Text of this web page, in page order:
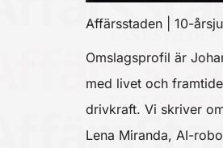
Affärsstaden | 10-
Omslagsprofil är
med livet och
drivkraft. Vi skriver
Lena Miranda, AI-